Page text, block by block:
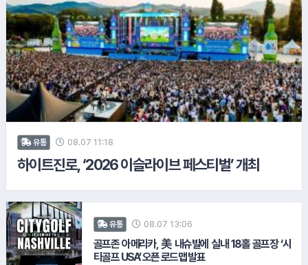
유통 08.07 11:18
하이트진로, ‘2026 이슬라이브 페스티벌’ 개최
유통 08.07 13:06
골프존 아메리카, 美 내슈빌에 실내 18홀 골프장 ‘시
티골프 USA’ 오픈 로드맵 발표
9. KB국민카드
8.SH수협은행